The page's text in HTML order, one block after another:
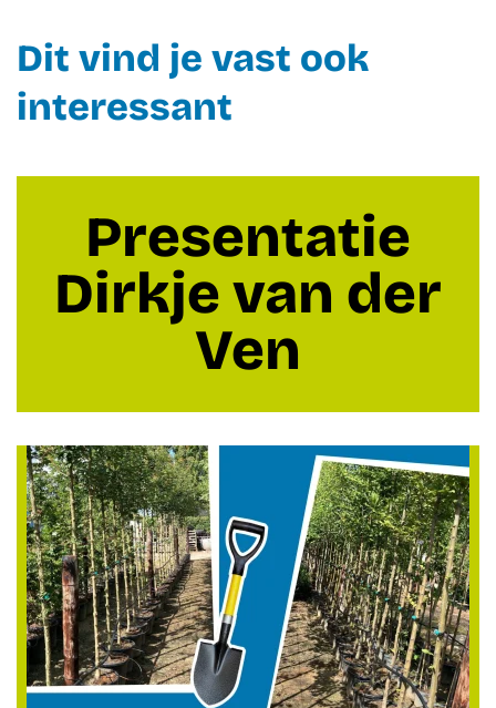
Dit vind je vast ook
interessant
Presentatie
Dirkje van der
Ven